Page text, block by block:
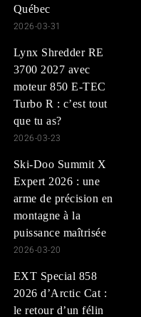
Québec
2026-03-31
Lynx Shredder RE
3700 2027 avec
moteur 850 E-TEC
Turbo R : c’est tout
que tu as?
2026-03-23
Ski-Doo Summit X
Expert 2026 : une
arme de précision en
montagne à la
puissance maîtrisée
2026-03-20
EXT Special 858
2026 d’Arctic Cat :
le retour d’un félin